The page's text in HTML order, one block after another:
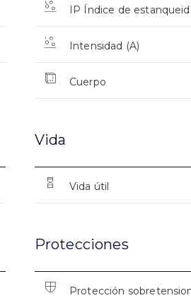
IP Índice de
Intensidad (A)
Cuerpo
Vida
Vida útil
Protecciones
Protección